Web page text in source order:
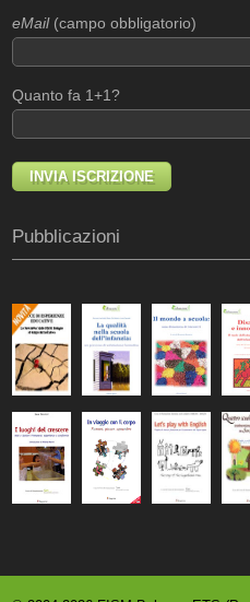
eMail(campo obbligatorio)
Quanto fa 1+1?
Pubblicazioni